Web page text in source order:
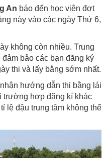
An báo đến học viên đợt
này vào các ngày Thứ 6,
không còn nhiều. Trung
bảo các bạn đăng ký
thi và lấy bằng sớm nhất.
hướng dẫn thi bằng lái
trường hợp đăng kí khác
lệ đậu trung tâm không thể